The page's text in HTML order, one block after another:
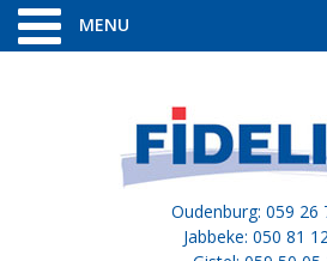
MENU
Oudenburg: 059 26
Jabbeke: 050 81